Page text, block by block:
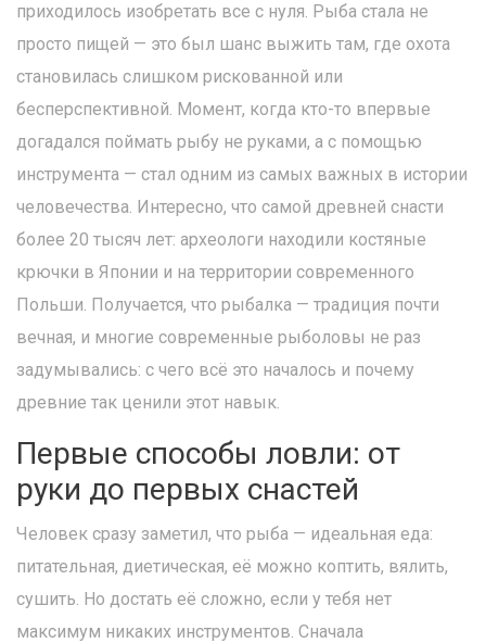
приходилось изобретать все с нуля. Рыба стала не
просто пищей — это был шанс выжить там, где охота
становилась слишком рискованной или
бесперспективной. Момент, когда кто-то впервые
догадался поймать рыбу не руками, а с помощью
инструмента — стал одним из самых важных в истории
человечества. Интересно, что самой древней снасти
более 20 тысяч лет: археологи находили костяные
крючки в Японии и на территории современного
Польши. Получается, что рыбалка — традиция почти
вечная, и многие современные рыболовы не раз
задумывались: с чего всё это началось и почему
древние так ценили этот навык.
Первые способы ловли: от
руки до первых снастей
Человек сразу заметил, что рыба — идеальная еда:
питательная, диетическая, её можно коптить, вялить,
сушить. Но достать её сложно, если у тебя нет
максимум никаких инструментов. Сначала